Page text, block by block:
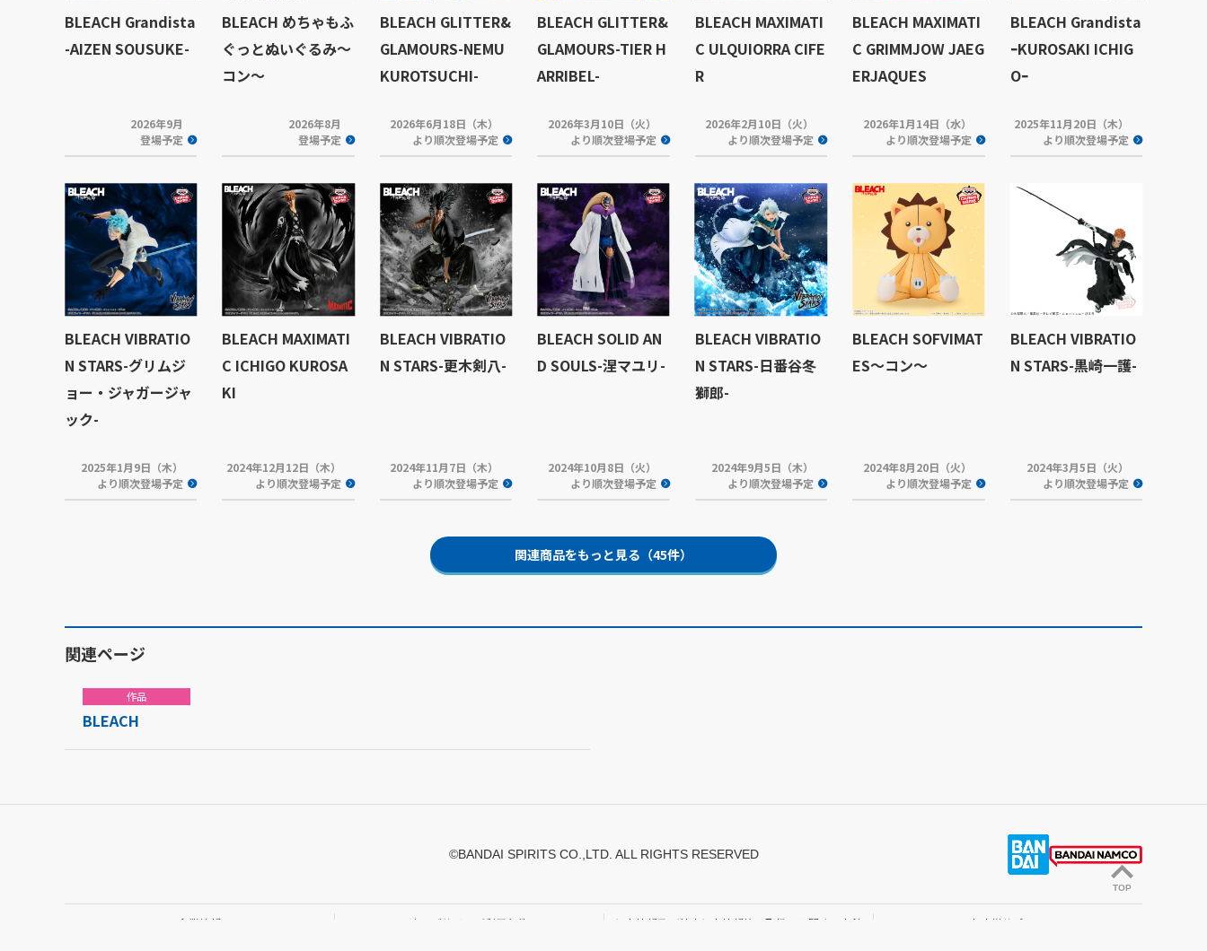
BLEACH Grandista
-AIZEN SOUSUKE-
2026年9月
登場予定
BLEACH めちゃもふ
ぐっとぬいぐるみ～
コン～
2026年8月
登場予定
BLEACH GLITTER&
GLAMOURS-NEMU
KUROTSUCHI-
2026年6月18日（木）
より順次登場予定
BLEACH GLITTER&
GLAMOURS-TIER H
ARRIBEL-
2026年3月10日（火）
より順次登場予定
BLEACH MAXIMATI
C ULQUIORRA CIFE
R
2026年2月10日（火）
より順次登場予定
BLEACH MAXIMATI
C GRIMMJOW JAEG
ERJAQUES
2026年1月14日（水）
より順次登場予定
BLEACH Grandista
ｰKUROSAKI ICHIG
Oｰ
2025年11月20日（木）
より順次登場予定
BLEACH VIBRATIO
N STARS-グリムジ
ョー・ジャガージャ
ック-
2025年1月9日（木）
より順次登場予定
BLEACH MAXIMATI
C ICHIGO KUROSA
KI
2024年12月12日（木）
より順次登場予定
BLEACH VIBRATIO
N STARS-更木剣八-
2024年11月7日（木）
より順次登場予定
BLEACH SOLID AN
D SOULS-涅マユリ-
2024年10月8日（火）
より順次登場予定
BLEACH VIBRATIO
N STARS-日番谷冬
獅郎-
2024年9月5日（木）
より順次登場予定
BLEACH SOFVIMAT
ES～コン～
2024年8月20日（火）
より順次登場予定
BLEACH VIBRATIO
N STARS-黒崎一護-
2024年3月5日（火）
より順次登場予定
関連商品をもっと見る（45件）
関連ページ
作品
BLEACH
©BANDAI SPIRITS CO.,LTD. ALL RIGHTS RESERVED
企業情報 ウェブサイトご利用条件 個人情報及び特定個人情報等の取扱いに関する方針 お客様サポート
TOP